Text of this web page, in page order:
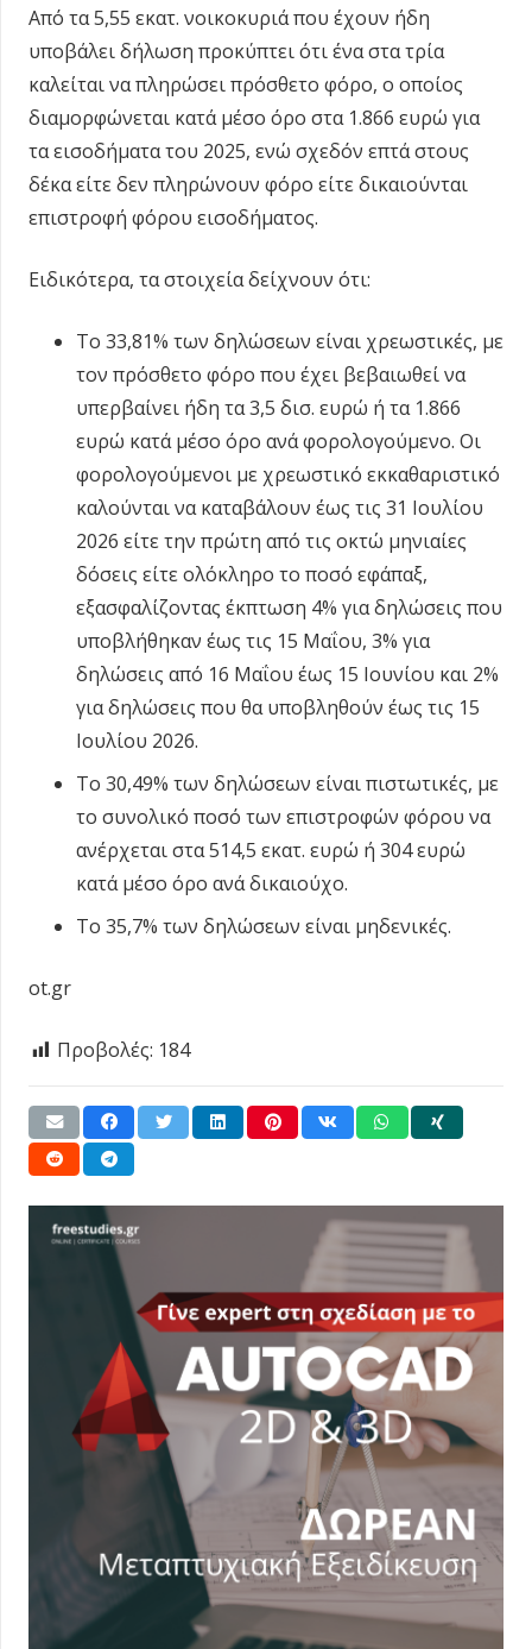
Από τα 5,55 εκατ. νοικοκυριά που έχουν ήδη
υποβάλει δήλωση προκύπτει ότι ένα στα τρία
καλείται να πληρώσει πρόσθετο φόρο, ο οποίος
διαμορφώνεται κατά μέσο όρο στα 1.866 ευρώ για
τα εισοδήματα του 2025, ενώ σχεδόν επτά στους
δέκα είτε δεν πληρώνουν φόρο είτε δικαιούνται
επιστροφή φόρου εισοδήματος.
Ειδικότερα, τα στοιχεία δείχνουν ότι:
Το 33,81% των δηλώσεων είναι χρεωστικές, με
τον πρόσθετο φόρο που έχει βεβαιωθεί να
υπερβαίνει ήδη τα 3,5 δισ. ευρώ ή τα 1.866
ευρώ κατά μέσο όρο ανά φορολογούμενο. Οι
φορολογούμενοι με χρεωστικό εκκαθαριστικό
καλούνται να καταβάλουν έως τις 31 Ιουλίου
2026 είτε την πρώτη από τις οκτώ μηνιαίες
δόσεις είτε ολόκληρο το ποσό εφάπαξ,
εξασφαλίζοντας έκπτωση 4% για δηλώσεις που
υποβλήθηκαν έως τις 15 Μαΐου, 3% για
δηλώσεις από 16 Μαΐου έως 15 Ιουνίου και 2%
για δηλώσεις που θα υποβληθούν έως τις 15
Ιουλίου 2026.
Το 30,49% των δηλώσεων είναι πιστωτικές, με
το συνολικό ποσό των επιστροφών φόρου να
ανέρχεται στα 514,5 εκατ. ευρώ ή 304 ευρώ
κατά μέσο όρο ανά δικαιούχο.
Το 35,7% των δηλώσεων είναι μηδενικές.
ot.gr
Προβολές: 184